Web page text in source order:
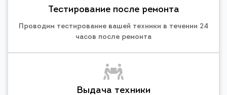
Тестирование после ремонта
Проводим тестирование вашей техники в течении 24
часов после ремонта
Выдача техники